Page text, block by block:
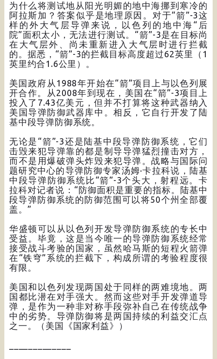
为什么将测试地从阳光明媚的地中海挪到寒冷的
阿拉斯加？答案似乎是地理原因。对于“箭”-3这
样的外大气层导弹来说，以色列的地中海“后
院”面积太小，无法进行测试。“箭”-3是在目标尚
在大气层外、尚未重新进入大气层时进行拦截
的。据悉，“箭”-3的拦截目标高度超过62英里（1
英里约合1.6公里）。
美国政府从1988年开始在“箭”项目上与以色列展
开合作。从2008年到现在，美国在“箭”-3项目上
投入了7.43亿美元，但并不打算将这种武器纳入
美国导弹防御武器库中。相反，它自行开发了陆
基中段导弹防御系统。
无论是“箭”-3还是陆基中段导弹防御系统，它们
击毁来犯导弹靠的都是制导导弹猛烈撞击对方，
而不是用爆破弹头炸毁来犯导弹。战略与国际问
题研究中心的导弹防御专家汤姆·卡拉科说，陆基
中段导弹防御系统比“箭”-3个头大，射程远。卡
拉科对记者说：“防御面积是重要的指标。陆基中
段导弹防御系统的防御范围可以将50个州全部覆
盖。”
华盛顿可以从以色列开发导弹防御系统的专长中
受益。毕竟，这是当今唯一的导弹防御系统经常
接受战斗考验的国家，虽然哈马斯的短程火箭弹
在“铁穹”系统的拦截下，构成所谓的考验程度很
有限。
美国和以色列发现两国处于同样的两难境地。两
国都比潜在对手强大。然而这些对手开发弹道导
弹，是作为一种非对称手段弥补自己在传统战争
中的劣势。导弹防御将是两国持续的利益交汇点
之一。（美国《国家利益》）